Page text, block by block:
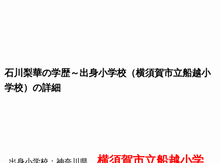
石川梨華の学歴～出身小学校（横須賀市立船越小
学校）の詳細
横須賀市立船越小学